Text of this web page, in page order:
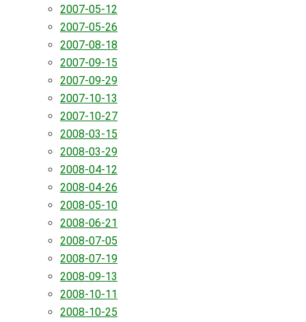
2007-05-12
2007-05-26
2007-08-18
2007-09-15
2007-09-29
2007-10-13
2007-10-27
2008-03-15
2008-03-29
2008-04-12
2008-04-26
2008-05-10
2008-06-21
2008-07-05
2008-07-19
2008-09-13
2008-10-11
2008-10-25